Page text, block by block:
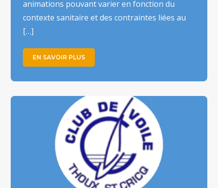
animations pouvant varier en fonction du
contexte sanitaire et des contraintes liées au
[…]
EN SAVOIR PLUS